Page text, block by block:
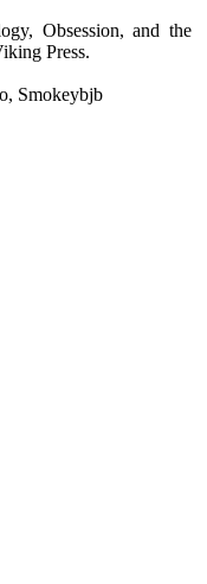
Obsession, and the
Press.
Smokeybjb